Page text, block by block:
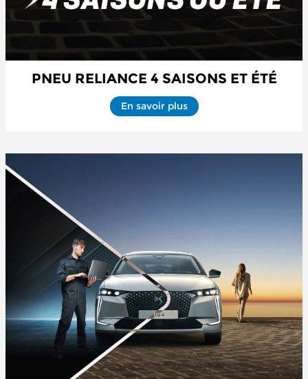
PNEU RELIANCE 4 SAISONS ET ÉTÉ
En savoir plus